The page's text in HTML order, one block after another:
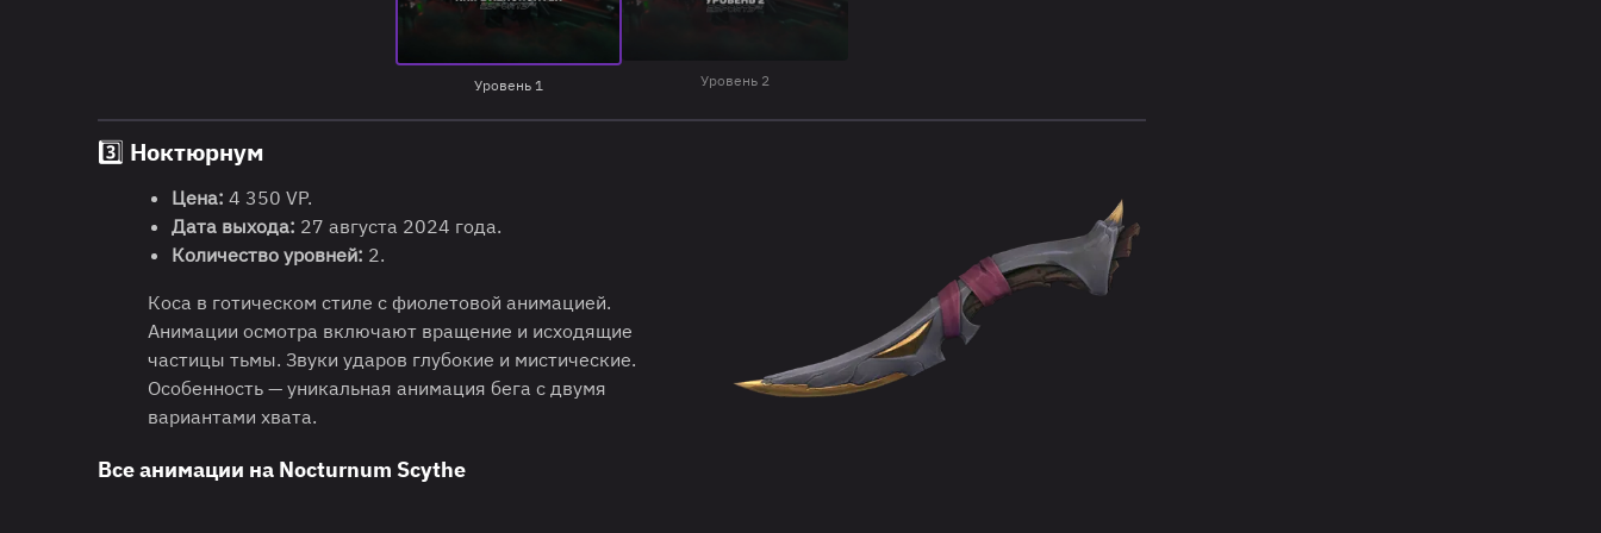
Уровень 1 Уровень 2
3️⃣ Ноктюрнум
Цена: 4 350 VP.
Дата выхода: 27 августа 2024 года.
Количество уровней: 2.
Коса в готическом стиле с фиолетовой анимацией.
Анимации осмотра включают вращение и исходящие
частицы тьмы. Звуки ударов глубокие и мистические.
Особенность — уникальная анимация бега с двумя
вариантами хвата.
Все анимации на Nocturnum Scythe